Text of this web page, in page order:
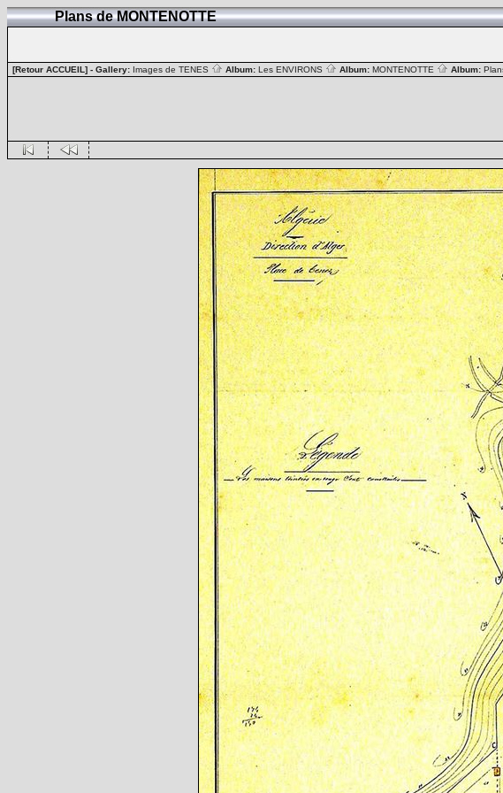
Plans de MONTENOTTE
[Retour ACCUEIL] - Gallery: Images de TENES Album: Les ENVIRONS Album: MONTENOTTE Album: